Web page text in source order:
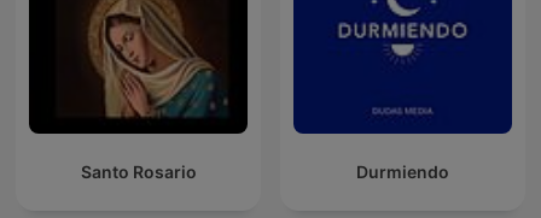
Santo Rosario Durmiendo